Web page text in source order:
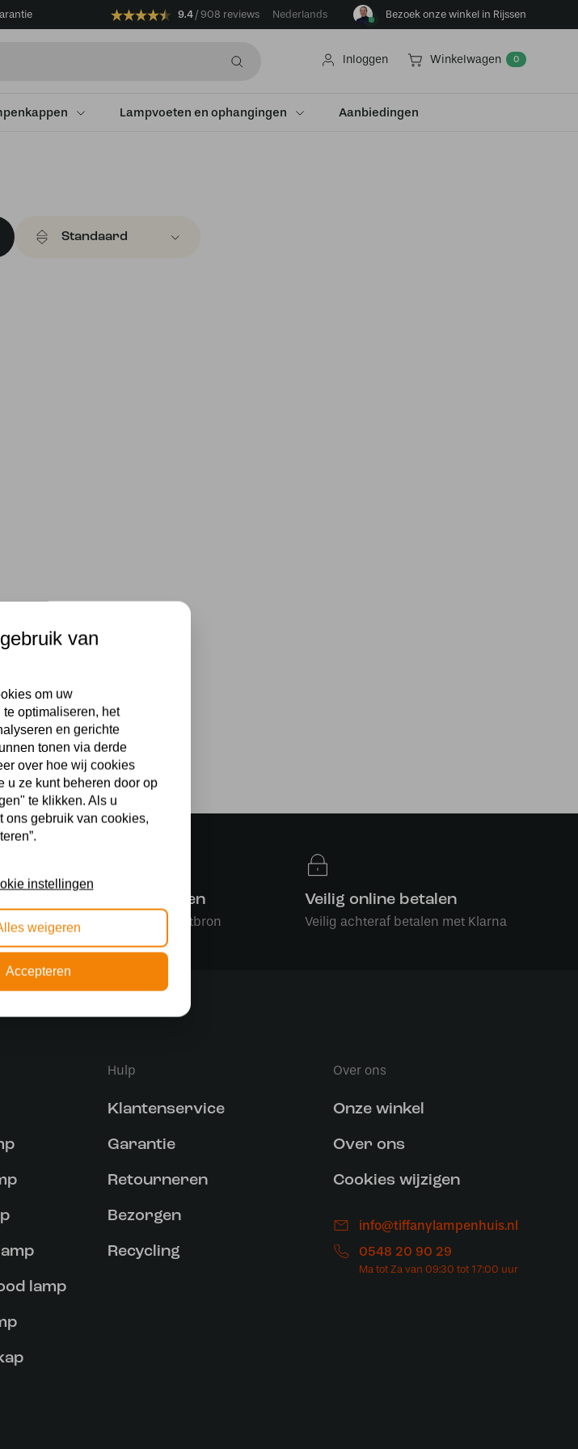
9.4 908 reviews Nederlands Bezoek onze winkel in Rijssen
Inloggen Winkelwagen 0
Lampvoeten en ophangingen Aanbiedingen
Gratis lichtbronnen
Bestelling inclusief lichtbron
Veilig online betalen
Veilig achteraf betalen met Klarna
lamp
Hulp
Klantenservice
Garantie
Retourneren
Bezorgen
Recycling
Over ons
Onze winkel
Over ons
Cookies wijzigen
info@tiffanylampenhuis.nl
0548 20 90 29
van
om uw
optimaliseren, het
en gerichte
tonen via derde
over hoe wij cookies
u ze kunt beheren door op
te klikken. Als u
ons gebruik van cookies,
instellingen
weigeren
Accepteren